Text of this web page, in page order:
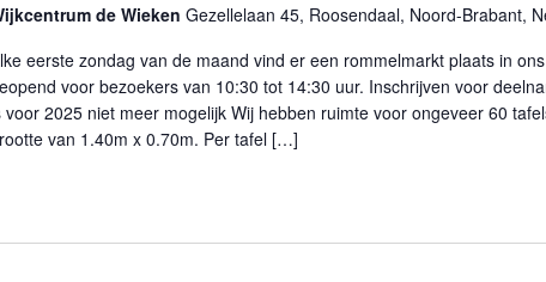
de Wieken Gezellelaan 45, Roosendaal, Noord-Brabant,
eerste zondag van de maand vind er een rommelmarkt plaats in
voor bezoekers van 10:30 tot 14:30 uur. Inschrijven voor
voor 2025 niet meer mogelijk Wij hebben ruimte voor ongeveer 60
van 1.40m x 0.70m. Per tafel […]